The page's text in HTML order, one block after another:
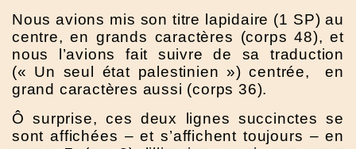
Nous avions mis son titre lapidaire (1 SP) au
centre, en grands caractères (corps 48), et
nous l’avions fait suivre de sa traduction
(« Un seul état palestinien ») centrée, en
grand caractères aussi (corps 36).
Ô surprise, ces deux lignes succinctes se
sont affichées – et s’affichent toujours – en